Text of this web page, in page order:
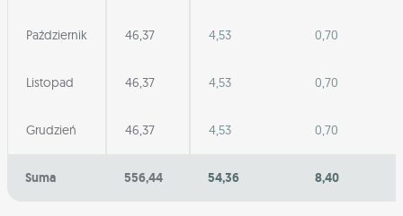
Październik 46,37 4,53 0,70
Listopad 46,37 4,53 0,70
Grudzień 46,37 4,53 0,70
Suma 556,44 54,36 8,40